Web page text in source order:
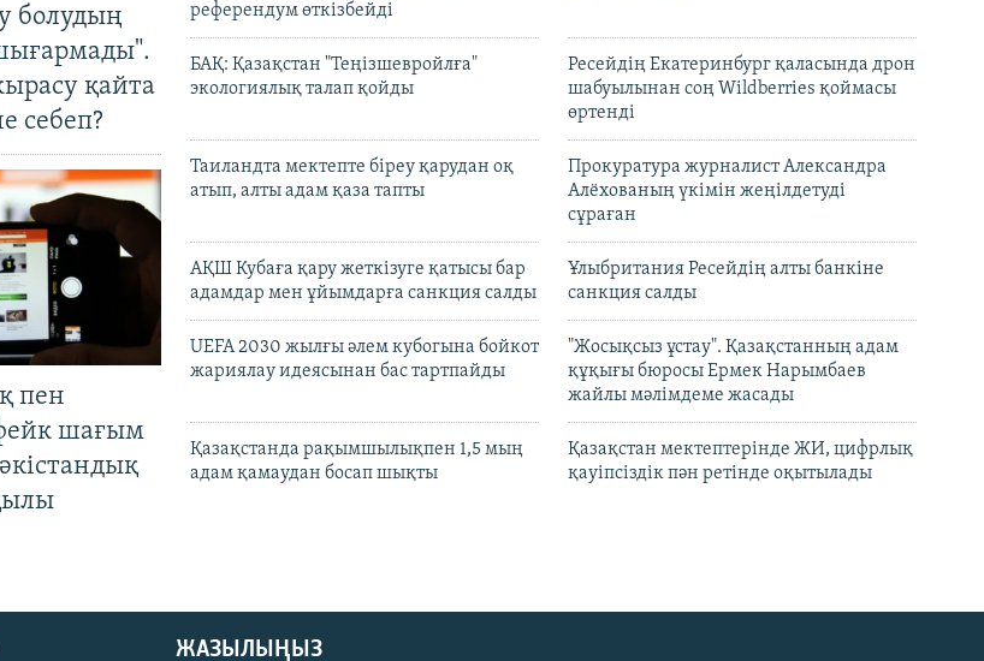
болудың
қайта
себеп?
пен
шағым
референдум өткізбейді
БАҚ: Қазақстан "Теңізшевройлға"
экологиялық талап қойды
Ресейдің Екатеринбург қаласында дрон
шабуылынан соң Wildberries қоймасы
өртенді
Таиландта мектепте біреу қарудан оқ
атып, алты адам қаза тапты
Прокуратура журналист Александра
Алёхованың үкімін жеңілдетуді
сұраған
АҚШ Кубаға қару жеткізуге қатысы бар
адамдар мен ұйымдарға санкция салды
Ұлыбритания Ресейдің алты банкіне
санкция салды
UEFA 2030 жылғы әлем кубогына бойкот
жариялау идеясынан бас тартпайды
"Жосықсыз ұстау". Қазақстанның адам
құқығы бюросы Ермек Нарымбаев
жайлы мәлімдеме жасады
Қазақстанда рақымшылықпен 1,5 мың
адам қамаудан босап шықты
Қазақстан мектептерінде ЖИ, цифрлық
қауіпсіздік пән ретінде оқытылады
ЖАЗЫЛЫҢЫЗ